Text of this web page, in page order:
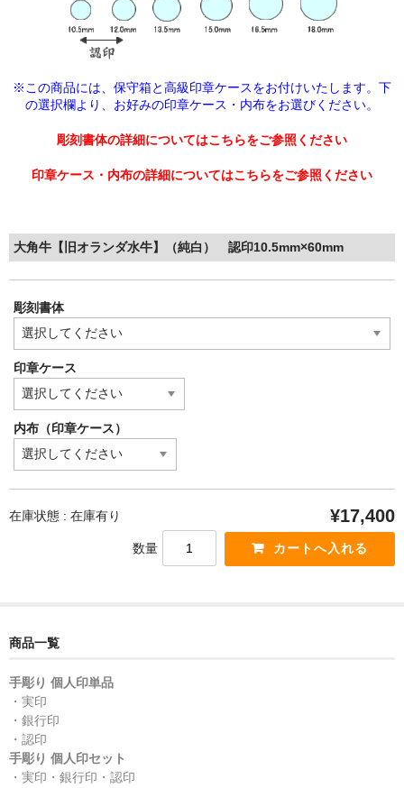
※この商品には、保守箱と高級印章ケースをお付けいたします。下
の選択欄より、 お好みの印章ケース・内布をお選びください。
彫刻書体の詳細についてはこちらをご参照ください
印章ケース・内布の詳細についてはこちらをご参照ください
大角牛【旧オランダ水牛】（純白） 認印10.5mm×60mm
彫刻書体
印章ケース
内布（印章ケース）
在庫状態 : 在庫有り ¥17,400
数量
商品一覧
手彫り 個人印単品
・実印
・銀行印
・認印
手彫り 個人印セット
・実印・銀行印・認印